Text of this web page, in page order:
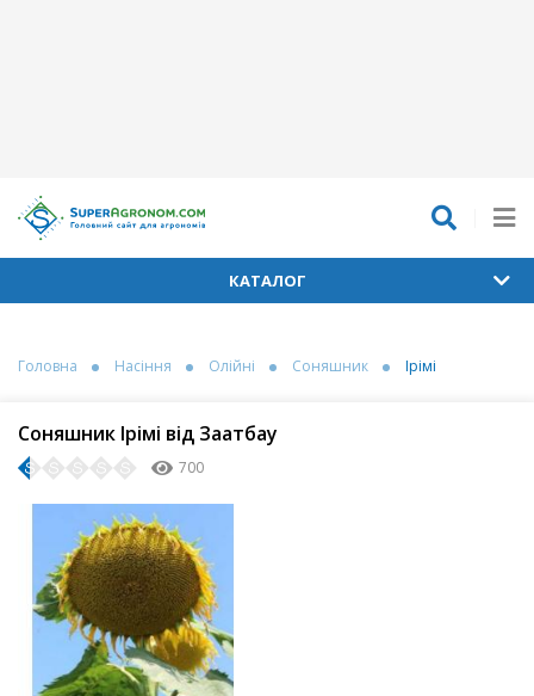
КАТАЛОГ
Головна Насіння Олійні Соняшник Ірімі
Соняшник Ірімі від Заатбау
700